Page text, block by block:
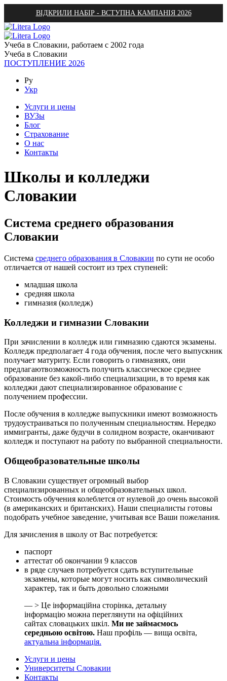
ВІДКРИЛИ НАБІР - ВСТУПНА КАМПАНІЯ 2026
Учеба в Словакии, работаем с 2002 года
Учеба в Словакии
ПОСТУПЛЕНИЕ 2026
Ру
Укр
Услуги и цены
ВУЗы
Блог
Страхование
О нас
Контакты
Школы и колледжи
Словакии
Система среднего образования
Словакии
Система среднего образования в Словакии по сути не особо
отличается от нашей состоит из трех ступеней:
младшая школа
средняя школа
гимназия (колледж)
Колледжи и гимназии Словакии
При зачислении в колледж или гимназию сдаются экзамены.
Колледж предполагает 4 года обучения, после чего выпускник
получает матуриту. Если говорить о гимназиях, они
предлагаютвозможность получить классическое среднее
образование без какой-либо специализации, в то время как
колледжи дают специализированное образование с
получением профессии.
После обучения в колледже выпускники имеют возможность
трудоустраиваться по полученным специальностям. Нередко
иммигранты, даже будучи в солидном возрасте, оканчивают
колледж и поступают на работу по выбранной специальности.
Общеобразовательные школы
В Словакии существует огромный выбор
специализированных и общеобразовательных школ.
Стоимость обучения колеблется от нулевой до очень высокой
(в американских и британских). Наши специалисты готовы
подобрать учебное заведение, учитывая все Ваши пожелания.
Для зачисления в школу от Вас потребуется:
паспорт
аттестат об окончании 9 классов
в ряде случаев потребуется сдать вступительные
экзамены, которые могут носить как символический
характер, так и быть довольно сложными
— > Це інформаційна сторінка, детальну
інформацію можна переглянути на офіційних
сайтах словацьких шкіл. Ми не займаємось
середньою освітою. Наш профіль — вища освіта,
актуальна інформація.
Услуги и цены
Университеты Словакии
Контакты